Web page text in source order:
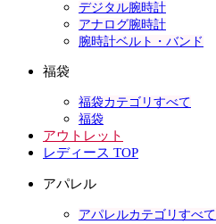
デジタル腕時計
アナログ腕時計
腕時計ベルト・バンド
福袋
福袋カテゴリすべて
福袋
アウトレット
レディース TOP
アパレル
アパレルカテゴリすべて